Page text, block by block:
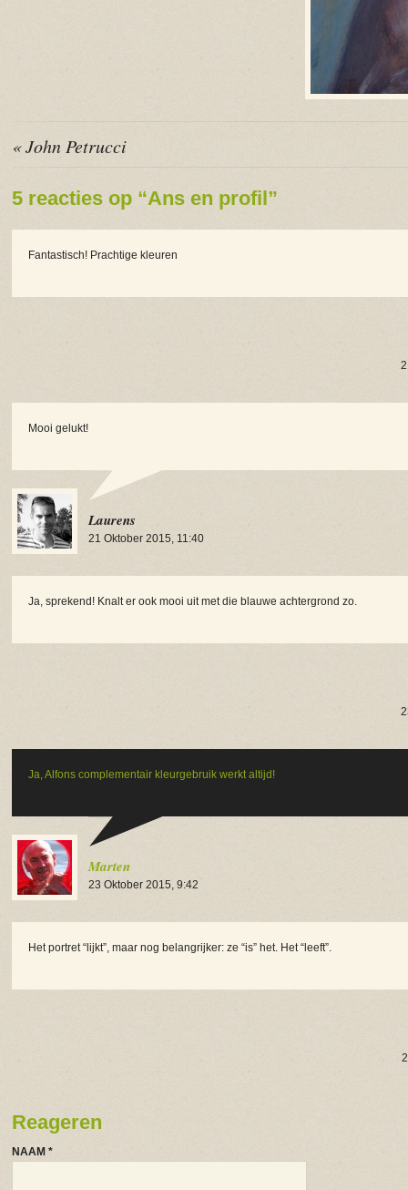
« John Petrucci
5 reacties op “Ans en profil”
Fantastisch! Prachtige kleuren
Mooi gelukt!
Laurens
21 Oktober 2015, 11:40
Ja, sprekend! Knalt er ook mooi uit met die blauwe achtergrond zo.
Ja, Alfons complementair kleurgebruik werkt altijd!
Marten
23 Oktober 2015, 9:42
Het portret “lijkt”, maar nog belangrijker: ze “is” het. Het “leeft”.
Reageren
NAAM *